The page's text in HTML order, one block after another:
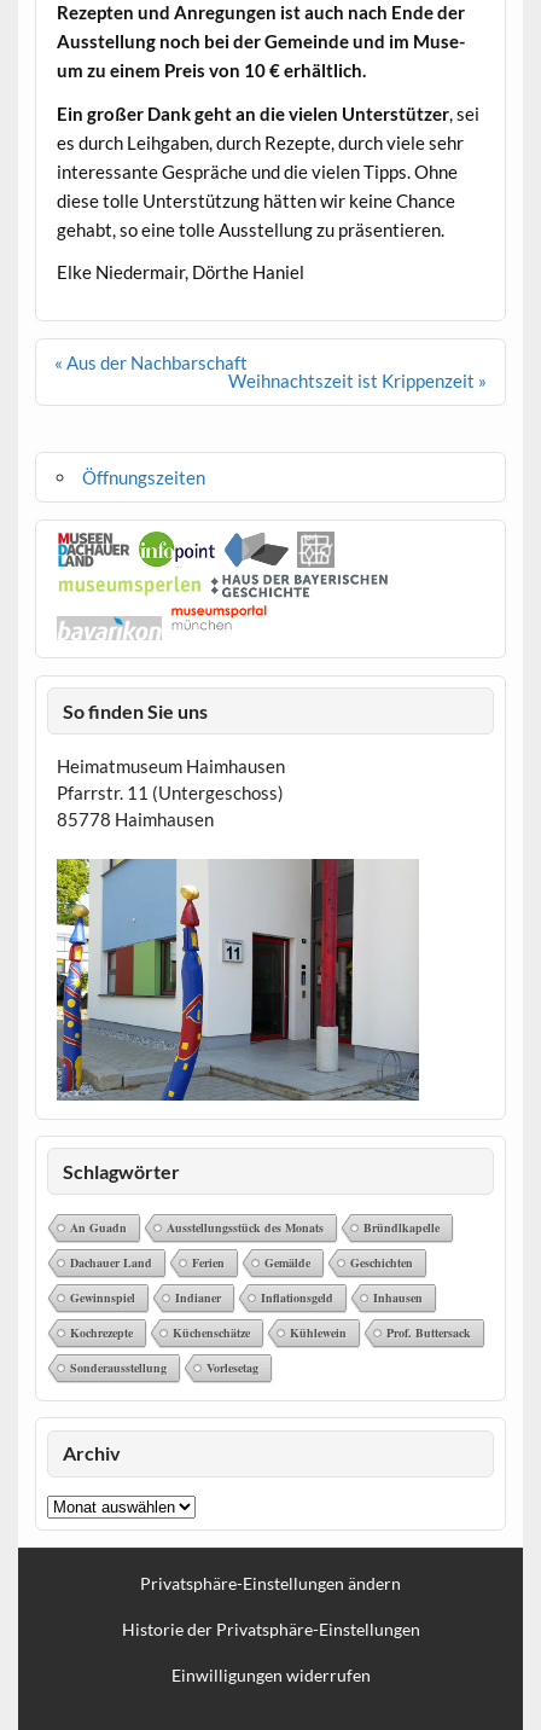
Rezepten und Anre­gun­gen ist auch nach Ende der
Ausstel­lung noch bei der Gemeinde und im Muse­
um zu einem Preis von 10 € erhältlich.
Ein großer Dank geht an die vie­len Unter­stützer, sei
es durch Lei­h­gaben, durch Rezepte, durch viele sehr
inter­es­sante Gespräche und die vie­len Tipps. Ohne
diese tolle Unter­stützung hät­ten wir keine Chance
gehabt, so eine tolle Ausstel­lung zu präsentieren.
Elke Nie­der­mair, Dörthe Haniel
Beitragsnavigation
« Aus der Nachbarschaft
Weihnachtszeit ist Krippenzeit »
Öffnungszeiten
So finden Sie uns
Heimatmuseum Haimhausen
Pfarrstr. 11 (Untergeschoss)
85778 Haimhausen
Schlagwörter
An Guadn Ausstellungsstück des Monats Bründlkapelle
Dachauer Land Ferien Gemälde Geschichten
Gewinnspiel Indianer Inflationsgeld Inhausen
Kochrezepte Küchenschätze Kühlewein Prof. Buttersack
Sonderausstellung Vorlesetag
Archiv
Archiv
Privatsphäre-Einstellungen ändern
Historie der Privatsphäre-Einstellungen
Einwilligungen widerrufen